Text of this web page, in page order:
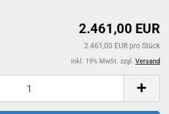
2.461,00 EUR
2.461,00 EUR pro Stück
inkl. 19% MwSt. zzgl. Versand